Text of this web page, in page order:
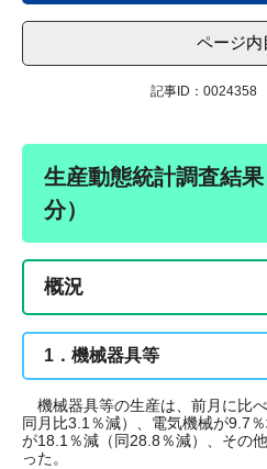
ページ内
記事ID：0024358
生産動態統計調査結
分）
概況
1．機械器具等
機械器具等の生産は、前月に比
同月比3.1％減）、電気機械が9.7
が18.1％減（同28.8％減）、その
った。